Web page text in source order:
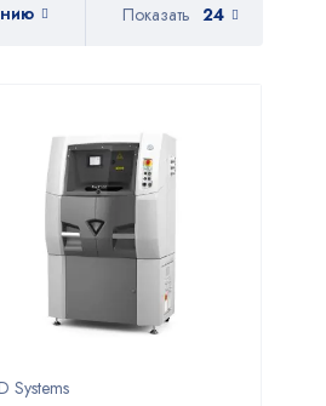
Показать 24
Systems